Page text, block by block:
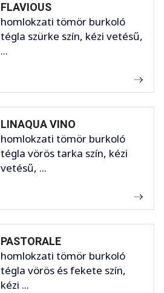
FLAVIOUS
homlokzati tömör burkoló
tégla szürke szín, kézi vetésű,
...
LINAQUA VINO
homlokzati tömör burkoló
tégla vörös tarka szín, kézi
vetésű, ...
PASTORALE
homlokzati tömör burkoló
tégla vörös és fekete szín,
kézi ...